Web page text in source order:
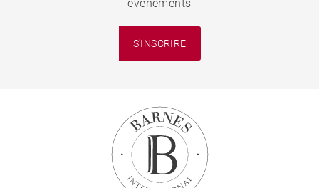
événements
S'INSCRIRE